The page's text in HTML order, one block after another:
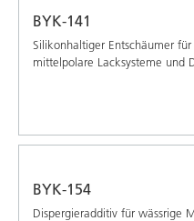
BYK-141
Silikonhaltiger Entschäumer
mittelpolare Lacksysteme und
BYK-154
Dispergieradditiv für wässrige